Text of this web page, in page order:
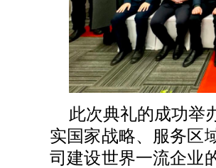
此次典礼的成功举
实国家战略、服务区
司建设世界一流企业